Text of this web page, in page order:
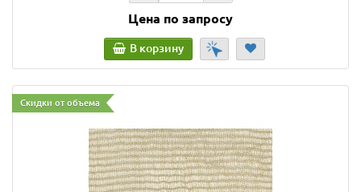
Цена по запросу
В корзину
Скидки от объема